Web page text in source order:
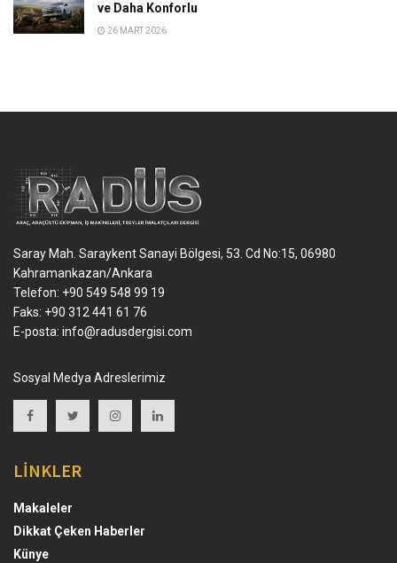
ve Daha Konforlu
26 MART 2026
Saray Mah. Saraykent Sanayi Bölgesi, 53. Cd No:15, 06980
Kahramankazan/Ankara
Telefon: +90 549 548 99 19
Faks: +90 312 441 61 76
E-posta: info@radusdergisi.com
Sosyal Medya Adreslerimiz
LİNKLER
Makaleler
Dikkat Çeken Haberler
Künye